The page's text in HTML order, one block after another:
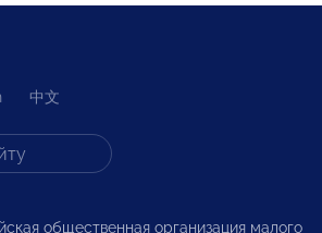
中文
общественная организация малого